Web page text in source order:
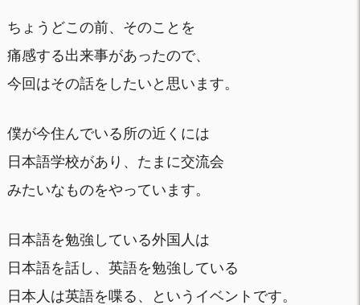
ちょうどこの前、そのことを
痛感する出来事があったので、
今回はその話をしたいと思います。
僕が今住んでいる所の近くには
日本語学校があり、たまに交流会
みたいなものをやっています。
日本語を勉強している外国人は
日本語を話し、英語を勉強している
日本人は英語を喋る、というイベントです。